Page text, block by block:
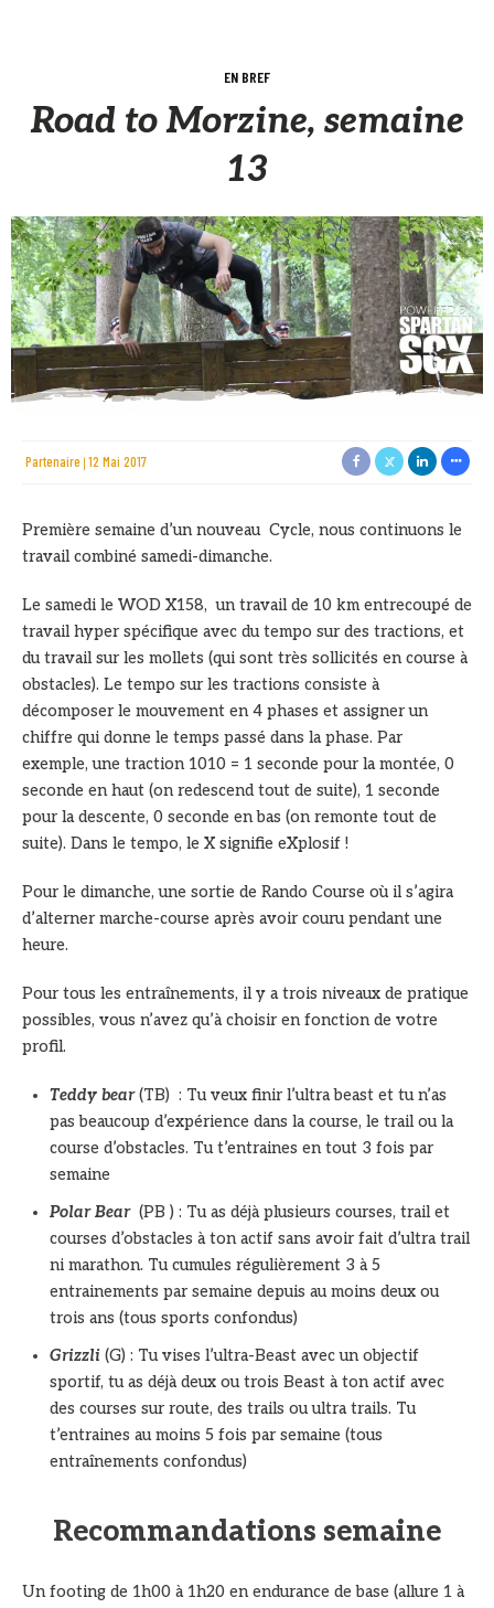
EN BREF
Road to Morzine, semaine
13
Partenaire 12 Mai 2017
Première semaine d’un nouveau Cycle, nous continuons le
travail combiné samedi-dimanche.
Le samedi le WOD X158, un travail de 10 km entrecoupé de
travail hyper spécifique avec du tempo sur des tractions, et
du travail sur les mollets (qui sont très sollicités en course à
obstacles). Le tempo sur les tractions consiste à
décomposer le mouvement en 4 phases et assigner un
chiffre qui donne le temps passé dans la phase. Par
exemple, une traction 1010 = 1 seconde pour la montée, 0
seconde en haut (on redescend tout de suite), 1 seconde
pour la descente, 0 seconde en bas (on remonte tout de
suite). Dans le tempo, le X signifie eXplosif !
Pour le dimanche, une sortie de Rando Course où il s’agira
d’alterner marche-course après avoir couru pendant une
heure.
Pour tous les entraînements, il y a trois niveaux de pratique
possibles, vous n’avez qu’à choisir en fonction de votre
profil.
Teddy bear(TB) : Tu veux finir l’ultra beast et tu n’as
pas beaucoup d’expérience dans la course, le trail ou la
course d’obstacles. Tu t’entraines en tout 3 fois par
semaine
Polar Bear (PB ) : Tu as déjà plusieurs courses, trail et
courses d’obstacles à ton actif sans avoir fait d’ultra trail
ni marathon. Tu cumules régulièrement 3 à 5
entrainements par semaine depuis au moins deux ou
trois ans (tous sports confondus)
Grizzli (G) : Tu vises l’ultra-Beast avec un objectif
sportif, tu as déjà deux ou trois Beast à ton actif avec
des courses sur route, des trails ou ultra trails. Tu
t’entraines au moins 5 fois par semaine (tous
entraînements confondus)
Recommandations semaine
Un footing de 1h00 à 1h20 en endurance de base (allure 1 à